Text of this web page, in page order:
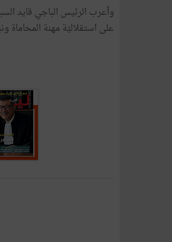
وأعرب الرئيس الباجي قايد
على استقلاليّة مهنة المحاماة